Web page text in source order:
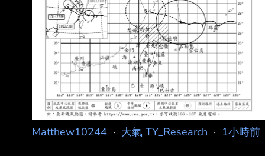
Matthew10244 · 大氣 TY_Research · 1小時前